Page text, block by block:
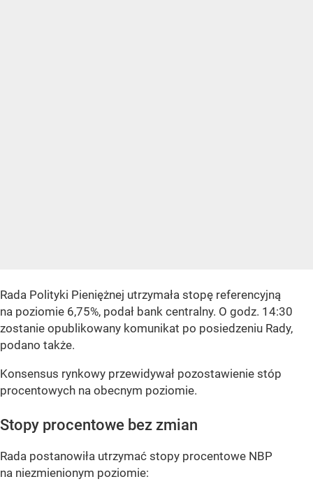
Rada Polityki Pieniężnej utrzymała stopę referencyjną
na poziomie 6,75%, podał bank centralny. O godz. 14:30
zostanie opublikowany komunikat po posiedzeniu Rady,
podano także.
Konsensus rynkowy przewidywał pozostawienie stóp
procentowych na obecnym poziomie.
Stopy procentowe bez zmian
Rada postanowiła utrzymać stopy procentowe NBP
na niezmienionym poziomie: